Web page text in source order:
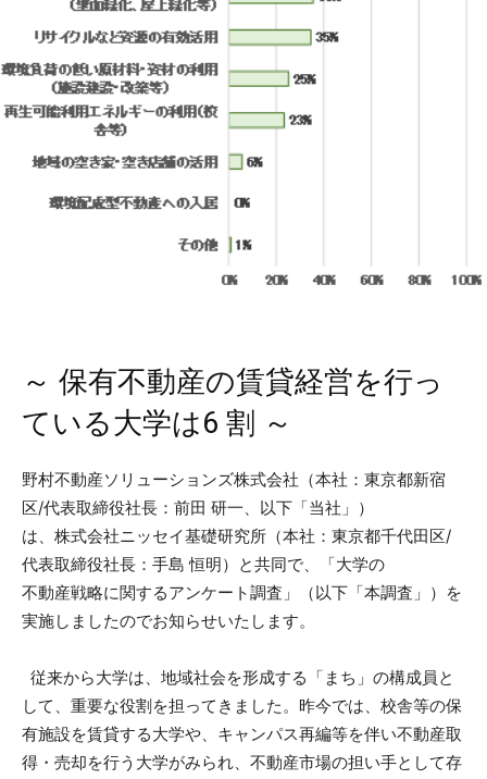
～ 保有不動産の賃貸経営を行っ
ている大学は6 割 ～
野村不動産ソリューションズ株式会社（本社：東京都新宿
区/代表取締役社長：前田 研一、以下「当社」）
は、株式会社ニッセイ基礎研究所（本社：東京都千代田区/
代表取締役社長：手島 恒明）と共同で、「大学の
不動産戦略に関するアンケート調査」（以下「本調査」）を
実施しましたのでお知らせいたします。
従来から大学は、地域社会を形成する「まち」の構成員と
して、重要な役割を担ってきました。昨今では、校舎等の保
有施設を賃貸する大学や、キャンパス再編等を伴い不動産取
得・売却を行う大学がみられ、不動産市場の担い手として存